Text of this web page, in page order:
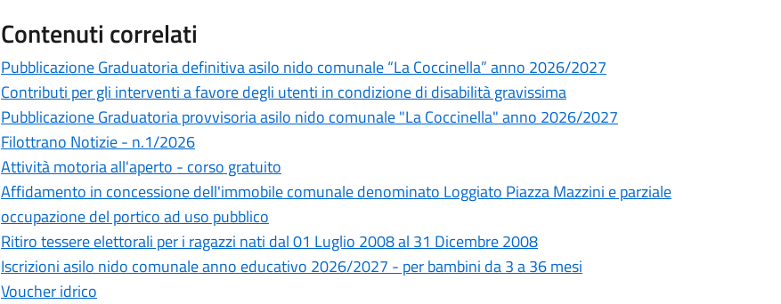
Contenuti correlati
Pubblicazione Graduatoria definitiva asilo nido comunale “La Coccinella” anno 2026/2027
Contributi per gli interventi a favore degli utenti in condizione di disabilità gravissima
Pubblicazione Graduatoria provvisoria asilo nido comunale "La Coccinella" anno 2026/2027
Filottrano Notizie - n.1/2026
Attività motoria all'aperto - corso gratuito
Affidamento in concessione dell'immobile comunale denominato Loggiato Piazza Mazzini e parziale
occupazione del portico ad uso pubblico
Ritiro tessere elettorali per i ragazzi nati dal 01 Luglio 2008 al 31 Dicembre 2008
Iscrizioni asilo nido comunale anno educativo 2026/2027 - per bambini da 3 a 36 mesi
Voucher idrico